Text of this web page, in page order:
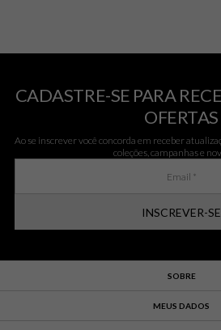
CADASTRE-SE PARA
OFERTAS
Ao se inscrever você concorda em receber
coleções, campanhas e
INSCREVER-SE
SOBRE
MEUS DADOS